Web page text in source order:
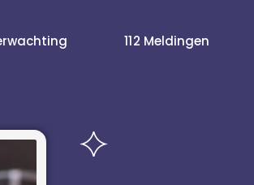
112 Meldingen